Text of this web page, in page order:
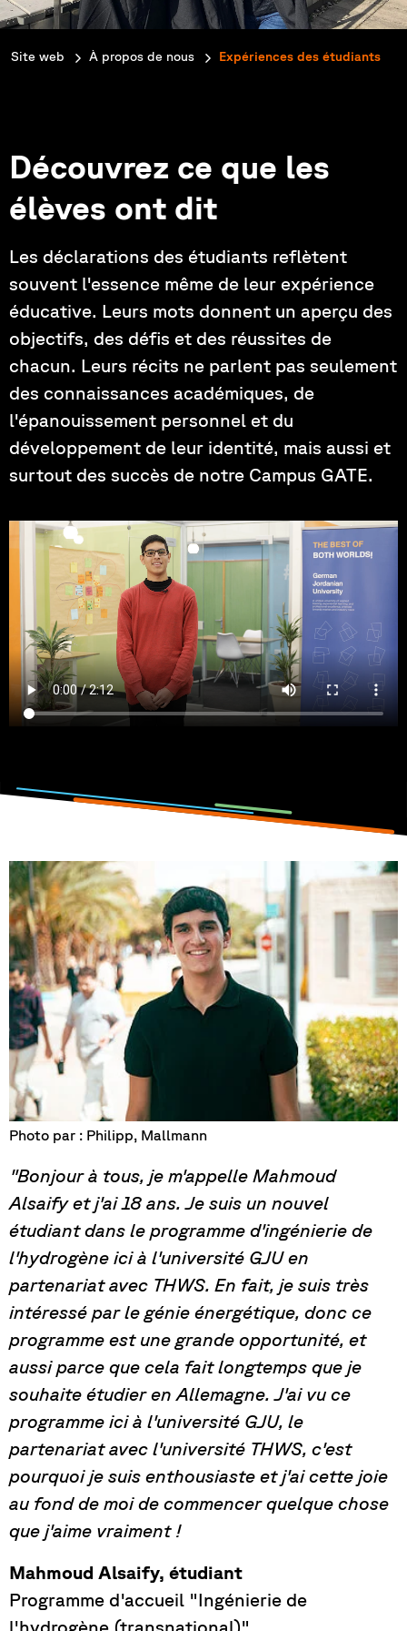
You are here:
Site web À propos de nous Expériences des étudiants
Découvrez ce que les
élèves ont dit
Les déclarations des étudiants reflètent
souvent l'essence même de leur expérience
éducative. Leurs mots donnent un aperçu des
objectifs, des défis et des réussites de
chacun. Leurs récits ne parlent pas seulement
des connaissances académiques, de
l'épanouissement personnel et du
développement de leur identité, mais aussi et
surtout des succès de notre Campus GATE.
Photo par : Philipp, Mallmann
"Bonjour à tous, je m'appelle Mahmoud
Alsaify et j'ai 18 ans. Je suis un nouvel
étudiant dans le programme d'ingénierie de
l'hydrogène ici à l'université GJU en
partenariat avec THWS. En fait, je suis très
intéressé par le génie énergétique, donc ce
programme est une grande opportunité, et
aussi parce que cela fait longtemps que je
souhaite étudier en Allemagne. J'ai vu ce
programme ici à l'université GJU, le
partenariat avec l'université THWS, c'est
pourquoi je suis enthousiaste et j'ai cette joie
au fond de moi de commencer quelque chose
que j'aime vraiment !
Mahmoud Alsaify, étudiant
Programme d'accueil "Ingénierie de